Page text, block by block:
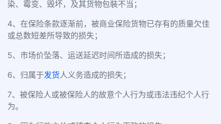
染、霉变、毁坏，及其货物包裝不当；
4、在保险条款逐渐前，被商业保险货物已存有的质量欠佳
或总数短差所导致的损失；
5、市场价坠落、运送延迟时间所造成的损失；
6、归属于发货人义务造成的损失；
7、被保险人或被保险人的故意个人行为或违法违纪个人行
为。